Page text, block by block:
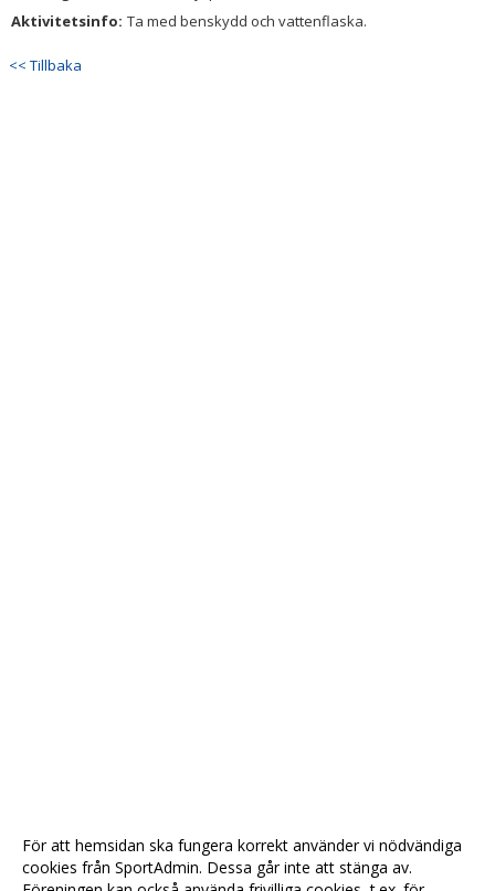
KONTAKT
Aktivitetsinfo: Ta med benskydd och vattenflaska.
<< Tillbaka
För att hemsidan ska fungera korrekt använder vi nödvändiga
cookies från SportAdmin. Dessa går inte att stänga av.